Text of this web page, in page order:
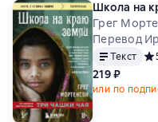
Школа на
Грег
Перевод
Текст
219 ₽
или по